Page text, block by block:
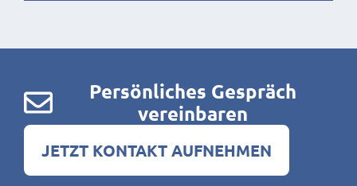
Persönliches Gespräch
vereinbaren
JETZT KONTAKT AUFNEHMEN